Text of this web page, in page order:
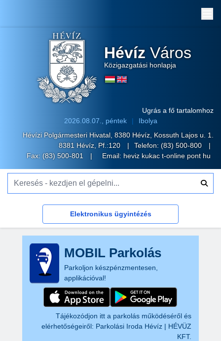
Hévíz Város
Közigazgatási honlapja
Ugrás a fő tartalomhoz
2026.08.07., péntek
Ibolya
Hévízi Polgármesteri Hivatal, 8380 Hévíz, Kossuth Lajos u. 1.
8381 Hévíz, Pf.:120
Telefon: (83) 500-800
Fax: (83) 500-801
Email: heviz kukac t-online pont hu
Elektronikus ügyintézés
MOBIL Parkolás
Parkoljon készpénzmentesen,
applikációval!
Tájékozódjon itt a parkolás működéséről és
elérhetőségeiről: Parkolási Iroda Hévíz | HÉVÜZ
KFT.